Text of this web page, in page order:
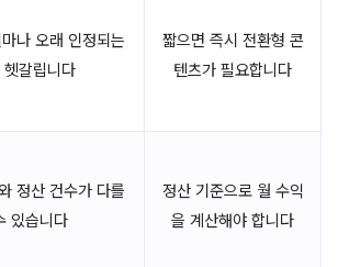
나 오래 인정되는
헷갈립니다
짧으면 즉시 전환형 콘
텐츠가 필요합니다
정산 건수가 다를
있습니다
정산 기준으로 월 수익
을 계산해야 합니다